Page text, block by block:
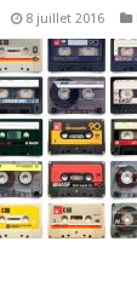
8 juillet 2016